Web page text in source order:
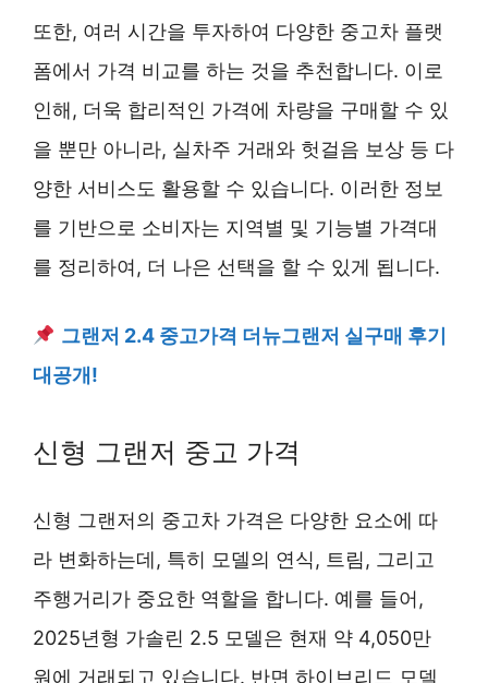
또한, 여러 시간을 투자하여 다양한 중고차 플랫
폼에서 가격 비교를 하는 것을 추천합니다. 이로
인해, 더욱 합리적인 가격에 차량을 구매할 수 있
을 뿐만 아니라, 실차주 거래와 헛걸음 보상 등 다
양한 서비스도 활용할 수 있습니다. 이러한 정보
를 기반으로 소비자는 지역별 및 기능별 가격대
를 정리하여, 더 나은 선택을 할 수 있게 됩니다.
그랜저 2.4 중고가격 더뉴그랜저 실구매 후기
대공개!
신형 그랜저 중고 가격
신형 그랜저의 중고차 가격은 다양한 요소에 따
라 변화하는데, 특히 모델의 연식, 트림, 그리고
주행거리가 중요한 역할을 합니다. 예를 들어,
2025년형 가솔린 2.5 모델은 현재 약 4,050만
원에 거래되고 있습니다. 반면 하이브리드 모델